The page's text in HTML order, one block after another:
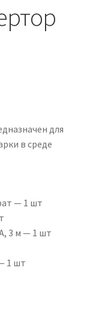
для
в среде
— 1 шт
3 м — 1 шт
1 шт